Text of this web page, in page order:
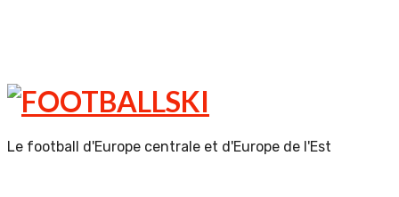
FOOTBALLSKI
Le football d'Europe centrale et d'Europe de l'Est